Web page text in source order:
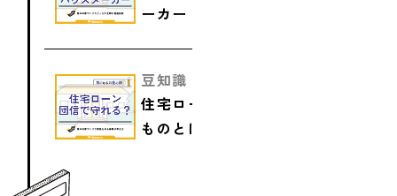
ーカー｜熊本の家づくりで
豆知識
住宅ローンの団信で守れる
ものとは？熊本の家づくり